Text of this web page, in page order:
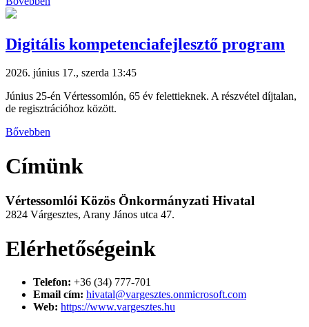
Digitális kompetenciafejlesztő program
2026. június 17., szerda 13:45
Június 25-én Vértessomlón, 65 év felettieknek. A részvétel díjtalan,
de regisztrációhoz között.
Bővebben
Címünk
Vértessomlói Közös Önkormányzati Hivatal
2824 Várgesztes, Arany János utca 47.
Elérhetőségeink
Telefon: +36 (34) 777-701
Email cím: hivatal@vargesztes.onmicrosoft.com
Web: https://www.vargesztes.hu